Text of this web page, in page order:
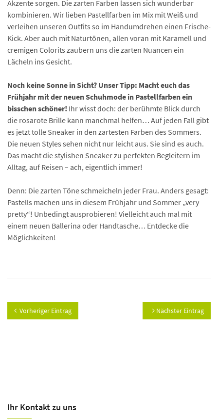
Akzente sorgen. Die zarten Farben lassen sich wunderbar
kombinieren. Wir lieben Pastellfarben im Mix mit Weiß und
verleihen unseren Outfits so im Handumdrehen einen Frische-
Kick. Aber auch mit Naturtönen, allen voran mit Karamell und
cremigen Colorits zaubern uns die zarten Nuancen ein
Lächeln ins Gesicht.
Noch keine Sonne in Sicht? Unser Tipp: Macht euch das
Frühjahr mit der neuen Schuhmode in Pastellfarben ein
bisschen schöner! Ihr wisst doch: der berühmte Blick durch
die rosarote Brille kann manchmal helfen… Auf jeden Fall gibt
es jetzt tolle Sneaker in den zartesten Farben des Sommers.
Die neuen Styles sehen nicht nur leicht aus. Sie sind es auch.
Das macht die stylishen Sneaker zu perfekten Begleitern im
Alltag, auf Reisen – ach, eigentlich immer!
Denn: Die zarten Töne schmeicheln jeder Frau. Anders gesagt:
Pastells machen uns in diesem Frühjahr und Sommer „very
pretty“! Unbedingt ausprobieren! Vielleicht auch mal mit
einem neuen Ballerina oder Handtasche… Entdecke die
Möglichkeiten!
Vorheriger Eintrag Nächster Eintrag
Ihr Kontakt zu uns